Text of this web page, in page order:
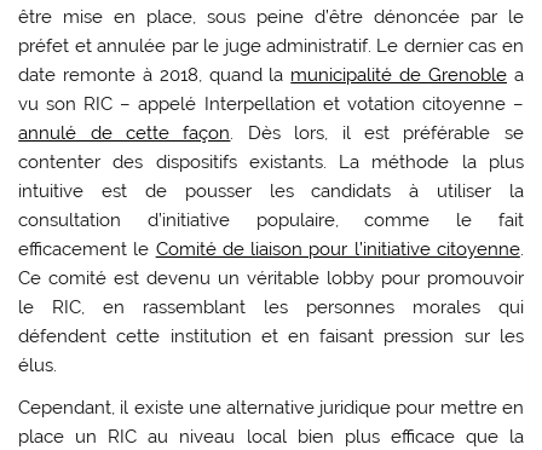
être mise en place, sous peine d’être dénoncée par le
préfet et annulée par le juge administratif. Le dernier cas en
date remonte à 2018, quand la municipalité de Grenoblea
vu son RIC – appelé Interpellation et votation citoyenne –
annulé de cette façon. Dès lors, il est préférable se
contenter des dispositifs existants. La méthode la plus
intuitive est de pousser les candidats à utiliser la
consultation d’initiative populaire, comme le fait
efficacement le Comité de liaison pour l’initiative citoyenne.
Ce comité est devenu un véritable lobby pour promouvoir
le RIC, en rassemblant les personnes morales qui
défendent cette institution et en faisant pression sur les
élus.
Cependant, il existe une alternative juridique pour mettre en
place un RIC au niveau local bien plus efficace que la